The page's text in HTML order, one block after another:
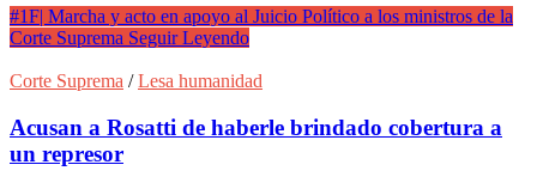
#1F| Marcha y acto en apoyo al Juicio Político a los ministros de la
Corte Suprema Seguir Leyendo
Corte Suprema /Lesa humanidad
Acusan a Rosatti de haberle brindado cobertura a
un represor